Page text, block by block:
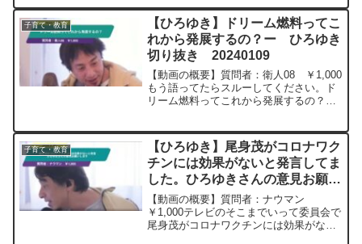
が、あのような行動をする人たちの問
題？は、1人で考えて...
子育て・教育
【ひろゆき】ドリーム燃料ってこ
れから発展するの？ー ひろゆき
切り抜き 20240109
【動画の概要】質問者：衛人08 ￥1,000
もう語ってたらスルーしてください。ド
リーム燃料ってこれから発展するの？大
きたいです。元動画：能登半島に最大同
時接続✖️20円...
子育て・教育
【ひろゆき】尾身茂がコロナワク
チンには効果がないと発言してま
した。ひろゆきさんの意見お願い
します ー ひろゆき切り抜き
20250625
【動画の概要】質問者：ナウマン
￥1,000テレビのそこまでいって委員会で
尾身茂がコロナワクチンには効果がない